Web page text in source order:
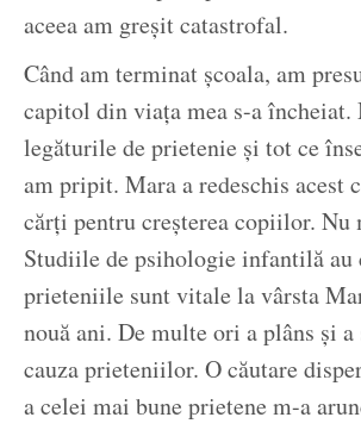
aceea am greșit catastrofal.
Când am terminat școala, am
capitol din viața mea s-a încheiat.
legăturile de prietenie și tot ce
am pripit. Mara a redeschis acest
cărți pentru creșterea copiilor. Nu
Studiile de psihologie infantilă au
prieteniile sunt vitale la vârsta
nouă ani. De multe ori a plâns și
cauza prieteniilor. O căutare
a celei mai bune prietene m-a